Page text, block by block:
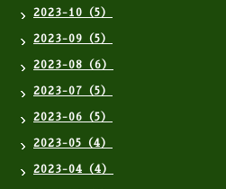
2023-10（5）
2023-09（5）
2023-08（6）
2023-07（5）
2023-06（5）
2023-05（4）
2023-04（4）